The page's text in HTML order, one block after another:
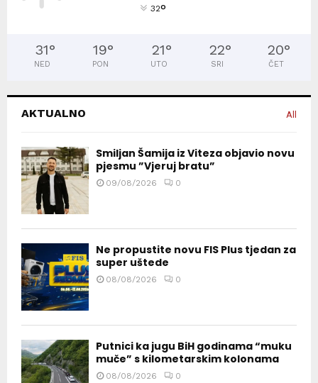
32°
31°
NED
19°
PON
21°
UTO
22°
SRI
20°
ČET
AKTUALNO All
Smiljan Šamija iz Viteza objavio novu
pjesmu ”Vjeruj bratu”
09/08/2026 0
Ne propustite novu FIS Plus tjedan za
super uštede
08/08/2026 0
Putnici ka jugu BiH godinama “muku
muče” s kilometarskim kolonama
08/08/2026 0